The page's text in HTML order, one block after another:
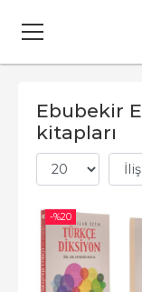
Ebubekir
kitapları
-%20